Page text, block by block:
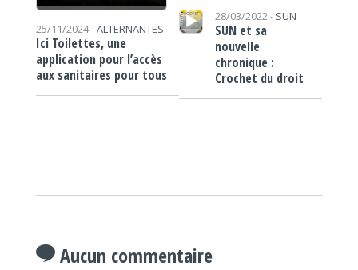
25/11/2024 -ALTERNANTES
Ici Toilettes, une
application pour l’accès
aux sanitaires pour tous
Lecteur audio
28/03/2022 - SUN
SUN et sa
nouvelle
chronique :
Crochet du droit
Aucun commentaire